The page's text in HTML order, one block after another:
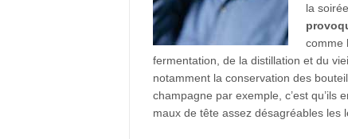
la
comme
fermentation, de la distillation et du
notamment la conservation des
champagne par exemple, c’est
maux de tête assez désagréables les